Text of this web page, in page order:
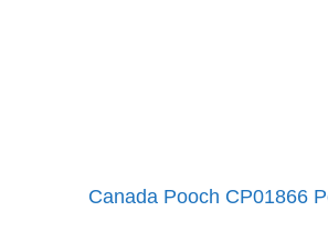
Canada Pooch CP01866